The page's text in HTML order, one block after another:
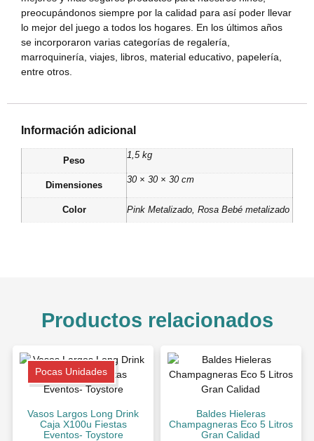
preocupándonos siempre por la calidad para así poder llevar
lo mejor del juego a todos los hogares. En los últimos años
se incorporaron varias categorías de regalería,
marroquinería, viajes, libros, material educativo, papelería,
entre otros.
Información adicional
Peso
1,5 kg
Dimensiones
30 × 30 × 30 cm
Color Pink Metalizado Rosa Bebé metalizado
Productos relacionados
Pocas Unidades
Vasos Largos Long Drink
Caja X100u Fiestas
Eventos- Toystore
Baldes Hieleras
Champagneras Eco 5 Litros
Gran Calidad